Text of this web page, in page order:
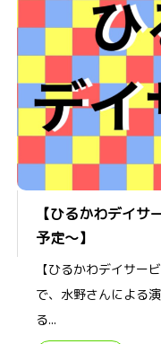
【ひるかわデイ
予定～】
【ひるかわデイサ
で、水野さんによる
る...